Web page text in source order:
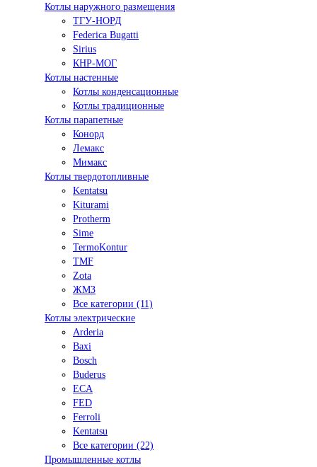
Котлы наружного размещения
ТГУ-НОРД
Federica Bugatti
Sirius
КНР-МОГ
Котлы настенные
Котлы конденсационные
Котлы традиционные
Котлы парапетные
Конорд
Лемакс
Мимакс
Котлы твердотопливные
Kentatsu
Kiturami
Protherm
Sime
TermoKontur
TMF
Zota
ЖМЗ
Все категории (11)
Котлы электрические
Arderia
Baxi
Bosch
Buderus
ECA
FED
Ferroli
Kentatsu
Все категории (22)
Промышленные котлы